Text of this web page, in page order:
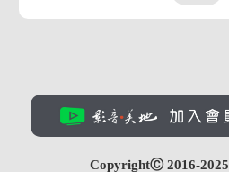
CopyrightⒸ 2016-2025